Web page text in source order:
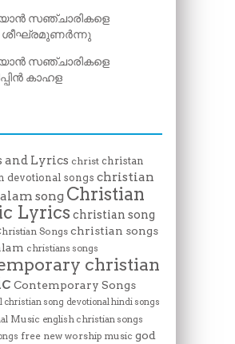
സഞ്ചാരികളെ
ശീഘ്രമുണർന്നു
സഞ്ചാരികളെ
കാഹള
and Lyrics christ christan
devotional songs christian
song Christian
Lyrics christian song
Songs christian songs
christians songs
christian
Contemporary Songs
christian song devotional hindi songs
Music english christian songs
free new worship music god